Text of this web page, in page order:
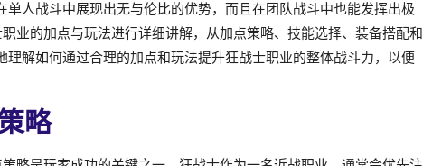
单人战斗中展现出无与伦比的优势，而且在团队战斗中也能发挥出极
业的加点与玩法进行详细讲解，从加点策略、技能选择、装备搭配和
理解如何通过合理的加点和玩法提升狂战士职业的整体战斗力，以便
略